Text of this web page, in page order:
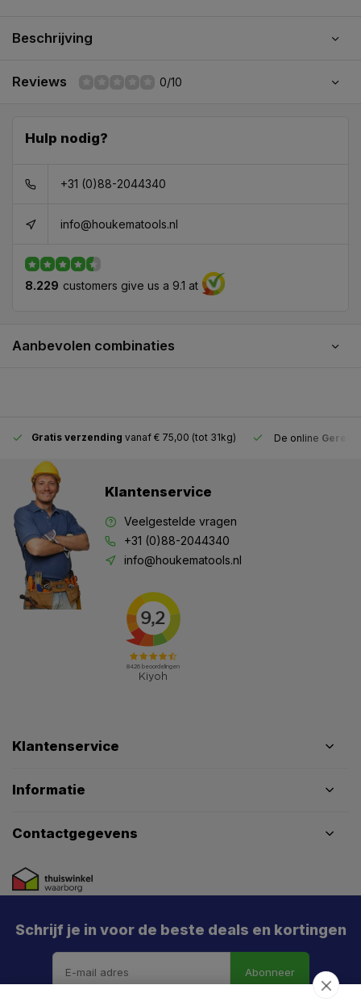
Beschrijving
Reviews 0/10
Hulp nodig?
+31 (0)88-2044340
info@houkematools.nl
8.229 customers give us a 9.1 at
Aanbevolen combinaties
Gratis verzending vanaf € 75,00 (tot 31kg) De online
Klantenservice
Veelgestelde vragen
+31 (0)88-2044340
info@houkematools.nl
Klantenservice
Informatie
Contactgegevens
Schrijf je in voor de beste deals en kortingen
Abonneer